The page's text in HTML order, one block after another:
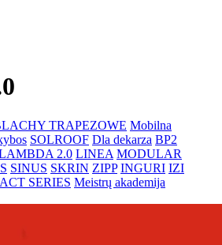
TRAPEZOWE Mobilna
SOLROOF Dla dekarza BP2
2.0 LINEA MODULAR
SINUS SKRIN ZIPP INGURI IZI
SERIES Meistrų akademija